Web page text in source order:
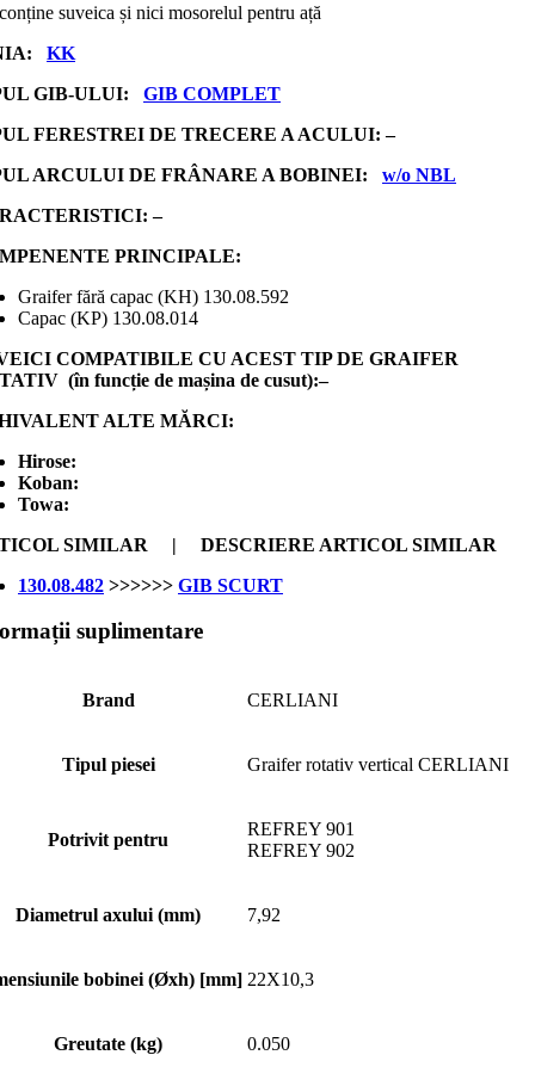
suveica și nici mosorelul pentru ață
KK
GIB-ULUI: GIB COMPLET
FERESTREI DE TRECERE A ACULUI: –
ARCULUI DE FRÂNARE A BOBINEI: w/o NBL
–
PRINCIPALE:
Graifer fără capac (KH) 130.08.592
Capac (KP) 130.08.014
COMPATIBILE CU ACEST TIP DE GRAIFER
(în funcție de mașina de cusut):–
ALTE MĂRCI:
Hirose:
Koban:
Towa:
SIMILAR | DESCRIERE ARTICOL SIMILAR
130.08.482 >>>>>> GIB SCURT
suplimentare
Brand CERLIANI
Tipul piesei Graifer rotativ vertical CERLIANI
Potrivit pentru
REFREY 901
REFREY 902
Diametrul axului (mm) 7,92
bobinei (Øxh) [mm] 22X10,3
Greutate (kg) 0.050